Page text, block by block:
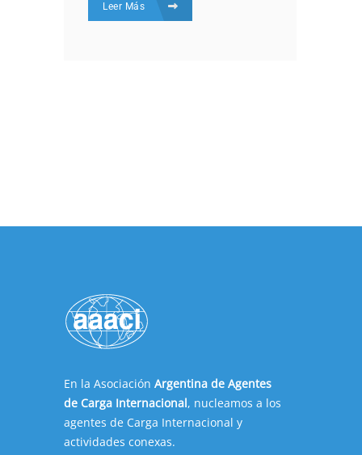
Leer Más
En la Asociación Argentina de Agentes
de Carga Internacional, nucleamos a los
agentes de Carga Internacional y
actividades conexas.